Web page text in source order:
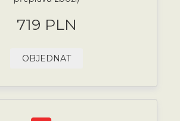
719 PLN
OBJEDNAT